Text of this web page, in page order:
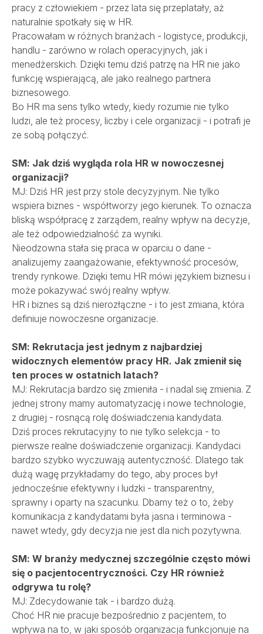
pracy z człowiekiem - przez lata się przeplatały, aż
naturalnie spotkały się w HR.
Pracowałam w różnych branżach - logistyce, produkcji,
handlu - zarówno w rolach operacyjnych, jak i
menedżerskich. Dzięki temu dziś patrzę na HR nie jako
funkcję wspierającą, ale jako realnego partnera
biznesowego.
Bo HR ma sens tylko wtedy, kiedy rozumie nie tylko
ludzi, ale też procesy, liczby i cele organizacji - i potrafi je
ze sobą połączyć.
SM: Jak dziś wygląda rola HR w nowoczesnej
organizacji?
MJ: Dziś HR jest przy stole decyzyjnym. Nie tylko
wspiera biznes - współtworzy jego kierunek. To oznacza
bliską współpracę z zarządem, realny wpływ na decyzje,
ale też odpowiedzialność za wyniki.
Nieodzowna stała się praca w oparciu o dane -
analizujemy zaangażowanie, efektywność procesów,
trendy rynkowe. Dzięki temu HR mówi językiem biznesu i
może pokazywać swój realny wpływ.
HR i biznes są dziś nierozłączne - i to jest zmiana, która
definiuje nowoczesne organizacje.
SM: Rekrutacja jest jednym z najbardziej
widocznych elementów pracy HR. Jak zmienił się
ten proces w ostatnich latach?
MJ: Rekrutacja bardzo się zmieniła - i nadal się zmienia. Z
jednej strony mamy automatyzację i nowe technologie,
z drugiej - rosnącą rolę doświadczenia kandydata.
Dziś proces rekrutacyjny to nie tylko selekcja - to
pierwsze realne doświadczenie organizacji. Kandydaci
bardzo szybko wyczuwają autentyczność. Dlatego tak
dużą wagę przykładamy do tego, aby proces był
jednocześnie efektywny i ludzki - transparentny,
sprawny i oparty na szacunku. Dbamy też o to, żeby
komunikacja z kandydatami była jasna i terminowa -
nawet wtedy, gdy decyzja nie jest dla nich pozytywna.
SM: W branży medycznej szczególnie często mówi
się o pacjentocentryczności. Czy HR również
odgrywa tu rolę?
MJ: Zdecydowanie tak - i bardzo dużą.
Choć HR nie pracuje bezpośrednio z pacjentem, to
wpływa na to, w jaki sposób organizacja funkcjonuje na